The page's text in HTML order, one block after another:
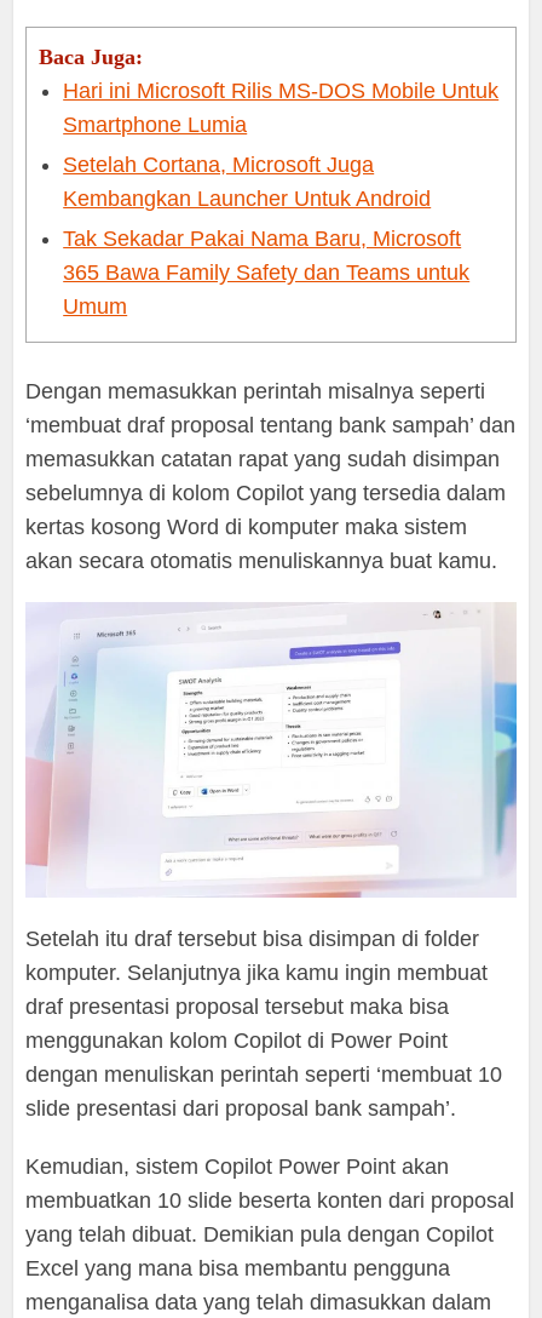
Baca Juga:
Hari ini Microsoft Rilis MS-DOS Mobile Untuk
Smartphone Lumia
Setelah Cortana, Microsoft Juga
Kembangkan Launcher Untuk Android
Tak Sekadar Pakai Nama Baru, Microsoft
365 Bawa Family Safety dan Teams untuk
Umum
Dengan memasukkan perintah misalnya seperti
‘membuat draf proposal tentang bank sampah’ dan
memasukkan catatan rapat yang sudah disimpan
sebelumnya di kolom Copilot yang tersedia dalam
kertas kosong Word di komputer maka sistem
akan secara otomatis menuliskannya buat kamu.
Setelah itu draf tersebut bisa disimpan di folder
komputer. Selanjutnya jika kamu ingin membuat
draf presentasi proposal tersebut maka bisa
menggunakan kolom Copilot di Power Point
dengan menuliskan perintah seperti ‘membuat 10
slide presentasi dari proposal bank sampah’.
Kemudian, sistem Copilot Power Point akan
membuatkan 10 slide beserta konten dari proposal
yang telah dibuat. Demikian pula dengan Copilot
Excel yang mana bisa membantu pengguna
menganalisa data yang telah dimasukkan dalam